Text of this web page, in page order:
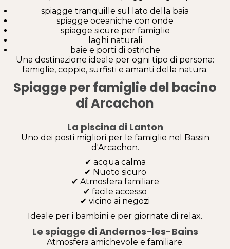
spiagge tranquille sul lato della baia
spiagge oceaniche con onde
spiagge sicure per famiglie
laghi naturali
baie e porti di ostriche
Una destinazione ideale per ogni tipo di persona:
famiglie, coppie, surfisti e amanti della natura.
Spiagge per famiglie del bacino
di Arcachon
La piscina di Lanton
Uno dei posti migliori per le famiglie nel Bassin
d'Arcachon.
✔ acqua calma
✔ Nuoto sicuro
✔ Atmosfera familiare
✔ facile accesso
✔ vicino ai negozi
Ideale per i bambini e per giornate di relax.
Le spiagge di Andernos-les-Bains
Atmosfera amichevole e familiare.